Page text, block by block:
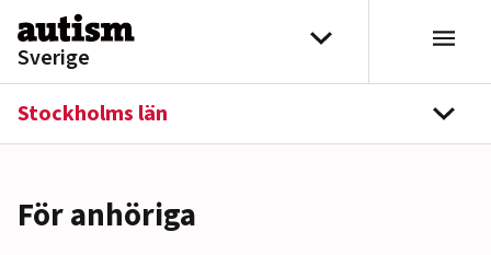
Hoppa till innehåll
Sverige
Välj distrikt
Stockholms län
För anhöriga